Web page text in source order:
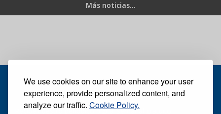
We use cookies on our site to enhance your user
experience, provide personalized content, and
analyze our traffic. Cookie Policy.
Más noticias...
Recibe nuestro periódico digital semanal gratuito